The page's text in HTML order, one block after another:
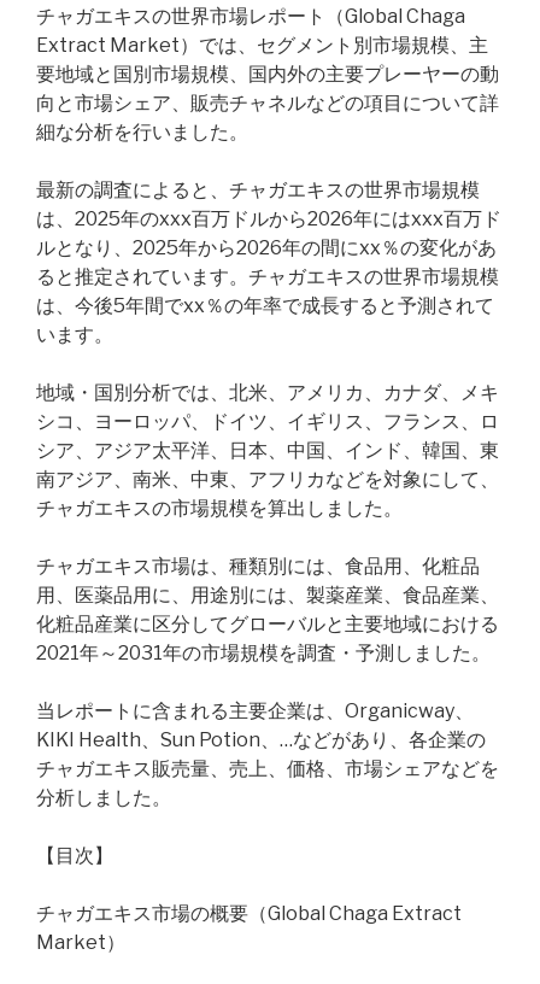
チャガエキスの世界市場レポート（Global Chaga
Extract Market）では、セグメント別市場規模、主
要地域と国別市場規模、国内外の主要プレーヤーの動
向と市場シェア、販売チャネルなどの項目について詳
細な分析を行いました。
最新の調査によると、チャガエキスの世界市場規模
は、2025年のxxx百万ドルから2026年にはxxx百万ド
ルとなり、2025年から2026年の間にxx％の変化があ
ると推定されています。チャガエキスの世界市場規模
は、今後5年間でxx％の年率で成長すると予測されて
います。
地域・国別分析では、北米、アメリカ、カナダ、メキ
シコ、ヨーロッパ、ドイツ、イギリス、フランス、ロ
シア、アジア太平洋、日本、中国、インド、韓国、東
南アジア、南米、中東、アフリカなどを対象にして、
チャガエキスの市場規模を算出しました。
チャガエキス市場は、種類別には、食品用、化粧品
用、医薬品用に、用途別には、製薬産業、食品産業、
化粧品産業に区分してグローバルと主要地域における
2021年～2031年の市場規模を調査・予測しました。
当レポートに含まれる主要企業は、Organicway、
KIKI Health、Sun Potion、…などがあり、各企業の
チャガエキス販売量、売上、価格、市場シェアなどを
分析しました。
【目次】
チャガエキス市場の概要（Global Chaga Extract
Market）